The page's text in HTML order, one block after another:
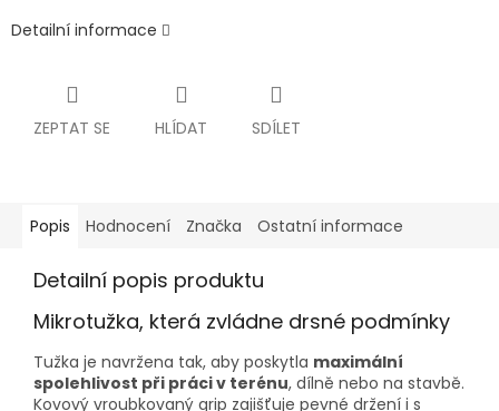
Detailní informace
ZEPTAT SE HLÍDAT SDÍLET
Popis Hodnocení Značka Ostatní informace
Detailní popis produktu
Mikrotužka, která zvládne drsné podmínky
Tužka je navržena tak, aby poskytla maximální
spolehlivost při práci v terénu, dílně nebo na stavbě.
Kovový vroubkovaný grip zajišťuje pevné držení i s